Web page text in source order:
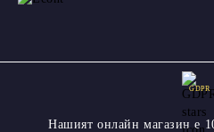
GDPR
Нашият онлайн магазин е